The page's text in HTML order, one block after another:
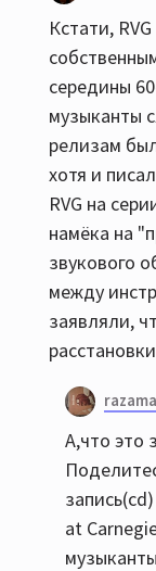
Кстати,
середины
музыканты
релизам
хотя и
RVG на
намёка на
звукового
между
заявляли,
А,что это
at